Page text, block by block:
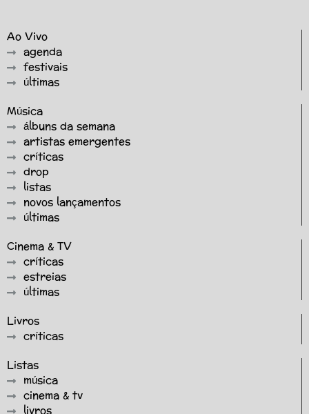
Ao Vivo
agenda
festivais
últimas
Música
álbuns da semana
artistas emergentes
críticas
drop
listas
novos lançamentos
últimas
Cinema & TV
críticas
estreias
últimas
Livros
críticas
Listas
música
cinema & tv